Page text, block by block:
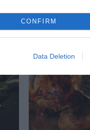
CONFIRM
Data Deletion
το 100%